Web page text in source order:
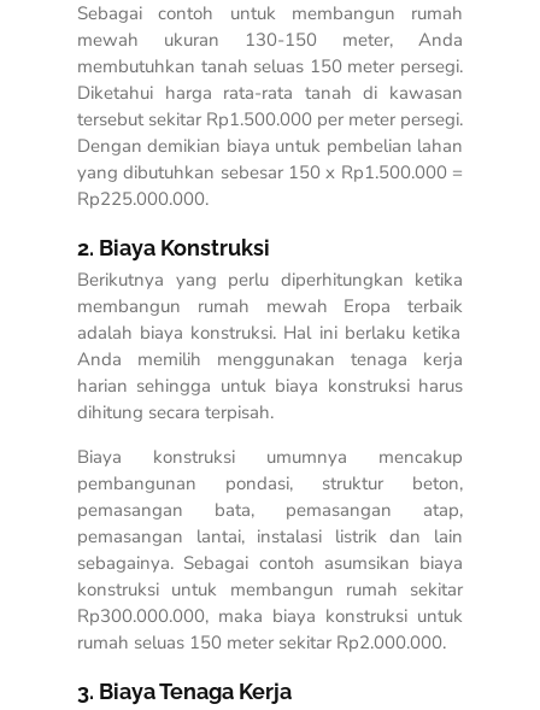
Sebagai contoh untuk membangun rumah
mewah ukuran 130-150 meter, Anda
membutuhkan tanah seluas 150 meter persegi.
Diketahui harga rata-rata tanah di kawasan
tersebut sekitar Rp1.500.000 per meter persegi.
Dengan demikian biaya untuk pembelian lahan
yang dibutuhkan sebesar 150 x Rp1.500.000 =
Rp225.000.000.
2. Biaya Konstruksi
Berikutnya yang perlu diperhitungkan ketika
membangun rumah mewah Eropa terbaik
adalah biaya konstruksi. Hal ini berlaku ketika
Anda memilih menggunakan tenaga kerja
harian sehingga untuk biaya konstruksi harus
dihitung secara terpisah.
Biaya konstruksi umumnya mencakup
pembangunan pondasi, struktur beton,
pemasangan bata, pemasangan atap,
pemasangan lantai, instalasi listrik dan lain
sebagainya. Sebagai contoh asumsikan biaya
konstruksi untuk membangun rumah sekitar
Rp300.000.000, maka biaya konstruksi untuk
rumah seluas 150 meter sekitar Rp2.000.000.
3. Biaya Tenaga Kerja